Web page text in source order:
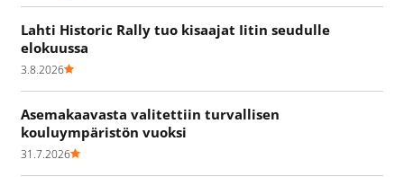
Lahti Historic Rally tuo kisaajat Iitin seudulle
elokuussa
3.8.2026
Asemakaavasta valitettiin turvallisen
kouluympäristön vuoksi
31.7.2026